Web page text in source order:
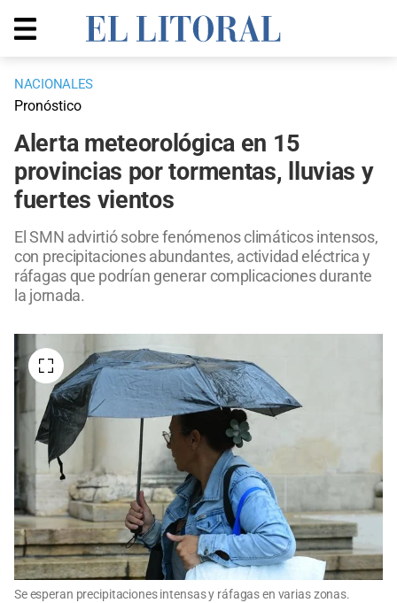
NACIONALES
Pronóstico
Alerta meteorológica en 15
provincias por tormentas, lluvias y
fuertes vientos
El SMN advirtió sobre fenómenos climáticos intensos,
con precipitaciones abundantes, actividad eléctrica y
ráfagas que podrían generar complicaciones durante
la jornada.
Se esperan precipitaciones intensas y ráfagas en varias zonas.